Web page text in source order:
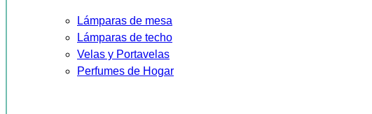
Lámparas de mesa
Lámparas de techo
Velas y Portavelas
Perfumes de Hogar